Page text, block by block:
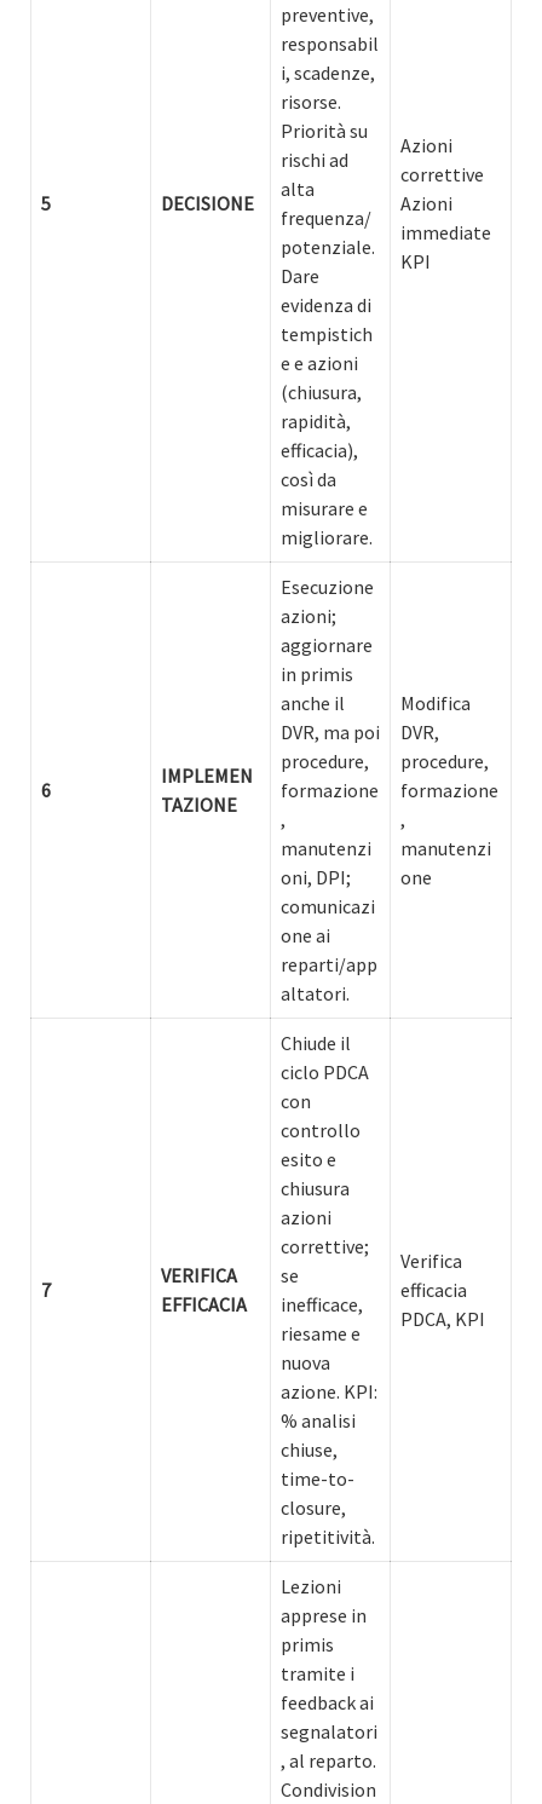
5 DECISIONE
preventive,
responsabil
i, scadenze,
risorse.
Priorità su
rischi ad
alta
frequenza/
potenziale.
Dare
evidenza di
tempistich
e e azioni
(chiusura,
rapidità,
efficacia),
così da
misurare e
migliorare.
Azioni
correttive
Azioni
immediate
KPI
6
IMPLEMEN
TAZIONE
Esecuzione
azioni;
aggiornare
in primis
anche il
DVR, ma poi
procedure,
formazione
,
manutenzi
oni, DPI;
comunicazi
one ai
reparti/app
altatori.
Modifica
DVR,
procedure,
formazione
,
manutenzi
one
7
VERIFICA
EFFICACIA
Chiude il
ciclo PDCA
con
controllo
esito e
chiusura
azioni
correttive;
se
inefficace,
riesame e
nuova
azione. KPI:
% analisi
chiuse,
time-to-
closure,
ripetitività.
Verifica
efficacia
PDCA, KPI
Lezioni
apprese in
primis
tramite i
feedback ai
segnalatori
, al reparto.
Condivision